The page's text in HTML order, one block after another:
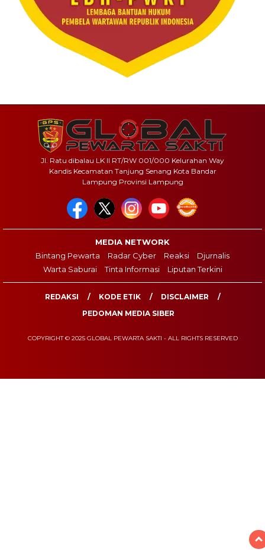
Jl. Ratu dibalau LK II RT/RW 001/000 Kelurahan Way
Kandis Kecamatan Tanjung Senang Kota Bandar
Lampung Provinsi Lampung
MEDIA NETWORK
Bintang Pewarta
Radar Cyber Reaksi
Djurnalis
Warta Saburai
Tinta Informasi Liputan Terkini
REDAKSI KODE ETIK
DISCLAIMER
PEDOMAN MEDIA SIBER
COPYRIGHT © 2025 GLOBAL PEWARTA SAKTI - ALL RIGHTS RESERVED